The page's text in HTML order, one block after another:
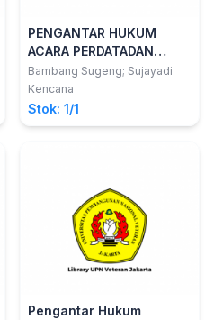
PENGANTAR HUKUM
ACARA PERDATADAN
CONTOH DOKUMEN
LITIGASI
Bambang Sugeng; Sujayadi
Kencana
Stok: 1/1
Pengantar Hukum